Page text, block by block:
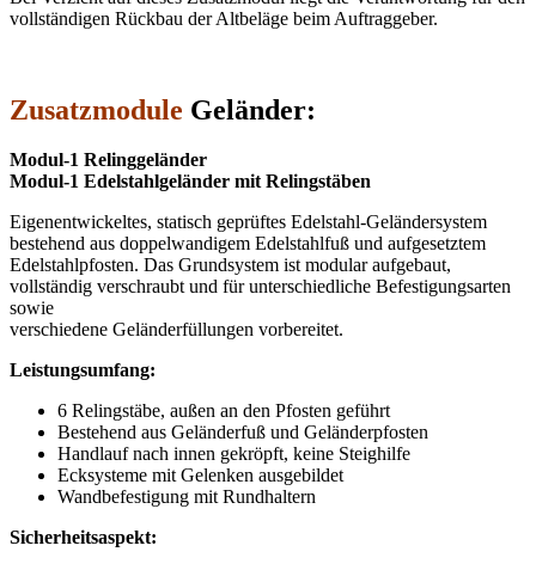
vollständigen Rückbau der Altbeläge beim Auftraggeber.
Zusatzmodule Geländer:
Modul-1 Relinggeländer
Modul-1 Edelstahlgeländer mit Relingstäben
Eigenentwickeltes, statisch geprüftes Edelstahl-Geländersystem
bestehend aus doppelwandigem Edelstahlfuß und aufgesetztem
Edelstahlpfosten. Das Grundsystem ist modular aufgebaut,
vollständig verschraubt und für unterschiedliche Befestigungsarten
sowie
verschiedene Geländerfüllungen vorbereitet.
Leistungsumfang:
6 Relingstäbe, außen an den Pfosten geführt
Bestehend aus Geländerfuß und Geländerpfosten
Handlauf nach innen gekröpft, keine Steighilfe
Ecksysteme mit Gelenken ausgebildet
Wandbefestigung mit Rundhaltern
Sicherheitsaspekt: